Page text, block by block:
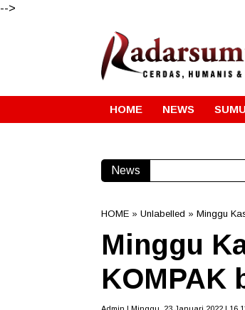
-->
HOME NEWS
News
HOME » Unlabelled » Minggu
Minggu
KOMPAK